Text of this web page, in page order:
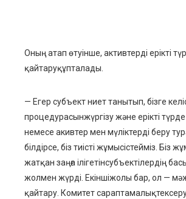
Оның атап өтуінше, активтерді ерікті
қайтаруқұпталады.
— Егер субъект ниет танытып, бізге
процедурасынжүргізу және ерікті
немесе акивтер мен мүліктерді беру
білдірсе, біз тиісті жұмысістейміз. Біз
жатқан заңға ілігетінсубъектілердің
жолмен жүрді. Екіншіжолы бар, ол —
қайтару. Комитет